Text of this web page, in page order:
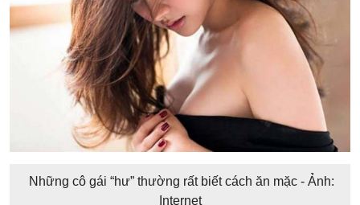
Những cô gái “hư” thường rất biết cách ăn mặc - Ảnh:
Internet